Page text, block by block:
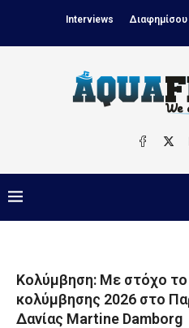
Interviews
Κολύμβηση: Με στόχο
κολύμβησης 2026 στο
Δανίας Martine Damborg